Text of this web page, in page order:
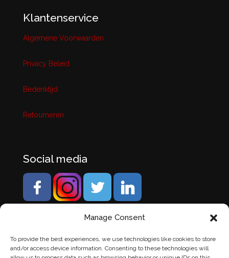
Manage Consent
To provide the best experiences, we use technologies like cookies to store
and/or access device information. Consenting to these technologies will
Klantenservice
Algemene Voorwaarden
Privacy Beleid
Bedenktijd
Retourneren
Social media